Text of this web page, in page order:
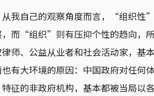
我自己的观察角度而言，“组织性
而“组织”则有压抑个性的趋向，所
师、公益从业者和社会活动家，基
有大环境的原因：中国政府对任
征的非政府机构，基本都被当局以